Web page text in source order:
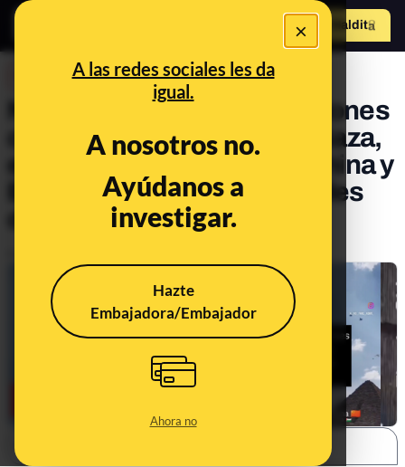
×
A las redes sociales les da
igual.
A nosotros no.
Ayúdanos a
investigar.
Hazte
Embajadora/Embajador
Ahora no
Hazte Maldito
No, este vídeo no es de aviones
chinos enviando ayuda a Gaza,
es un ejercicio militar de China y
Egipto cerca de las pirámides